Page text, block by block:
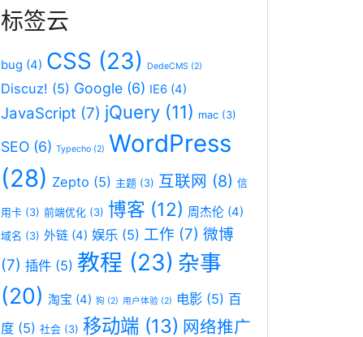
标签云
bug (4) CSS (23) DedeCMS (2)
Discuz! (5) Google (6) IE6 (4)
JavaScript (7) jQuery (11) mac (3)
SEO (6) Typecho (2) WordPress
(28) Zepto (5) 主题 (3) 互联网 (8) 信
用卡 (3) 前端优化 (3) 博客 (12) 周杰伦 (4)
域名 (3) 外链 (4) 娱乐 (5) 工作 (7) 微博
(7) 插件 (5) 教程 (23) 杂事
(20) 淘宝 (4) 狗 (2) 用户体验 (2) 电影 (5) 百
度 (5) 社会 (3) 移动端 (13) 网络推广